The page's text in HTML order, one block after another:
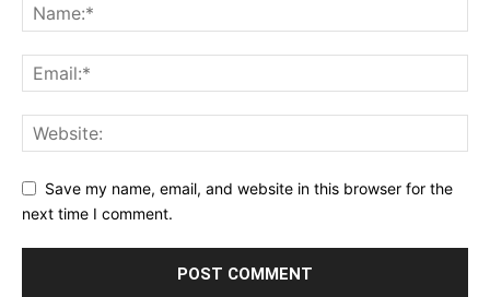
Save my name, email, and website in this browser for the
next time I comment.